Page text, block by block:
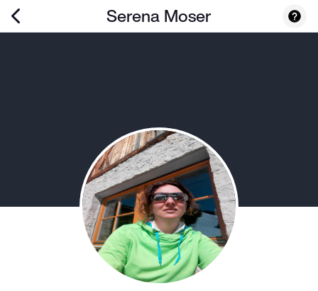
Serena Moser